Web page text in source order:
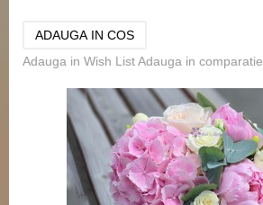
Adauga in Wish ListAdauga in comparatie